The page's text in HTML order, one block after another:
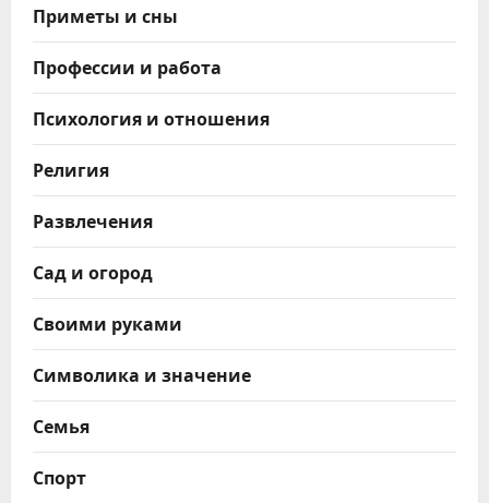
Приметы и сны
Профессии и работа
Психология и отношения
Религия
Развлечения
Сад и огород
Своими руками
Символика и значение
Семья
Спорт